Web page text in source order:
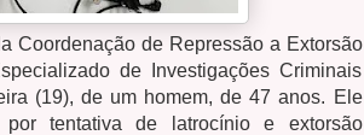
Coordenação de Repressão a Extorsão
de Investigações Criminais
(19), de um homem, de 47 anos. Ele
tentativa de latrocínio e extorsão